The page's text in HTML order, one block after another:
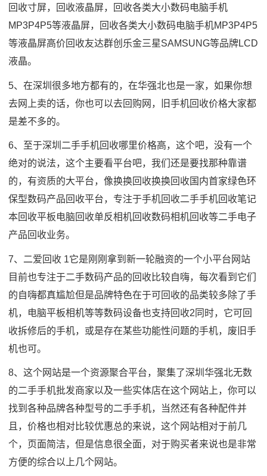
回收寸屏，回收液晶屏，回收各类大小数码电脑手机
MP3P4P5等液晶屏，回收各类大小数码电脑手机MP3P4P5
等液晶屏高价回收友达群创乐金三星SAMSUNG等品牌LCD
液晶。
5、在深圳很多地方都有的，在华强北也是一家，如果你想
去网上卖的话，你也可以去回购网，旧手机回收价格大家都
是差不多的。
6、至于深圳二手手机回收哪里价格高，这个吧，没有一个
绝对的说法，这个主要看平台吧，我们还是要找那种靠谱
的，有资质的大平台，像换换回收换换回收国内首家绿色环
保型数码产品回收平台，专注于手机回收二手手机回收笔记
本回收平板电脑回收单反相机回收数码相机回收等二手电子
产品回收业务。
7、二爱回收 1它是刚刚拿到新一轮融资的一个小平台网站
目前也专注于二手数码产品的回收比较自嗨，每次看到它们
的自嗨都真尴尬但是品牌特色在于可回收的品类较多除了手
机，电脑平板相机等等数码设备也支持回收2同时，它可回
收拆修后的手机，或是存在某些功能性问题的手机，废旧手
机也可。
8、这个网站是一个资源聚合平台，聚集了深圳华强北无数
的二手手机批发商家以及一些实体店在这个网站上，你可以
找到各种品牌各种型号的二手手机，当然还有各种配件并
且，价格也相对比较优惠总的来说，这个网站相对于前几
个，页面简洁，但是信息很全面，对于购买者来说也是非常
方便的综合以上几个网站。